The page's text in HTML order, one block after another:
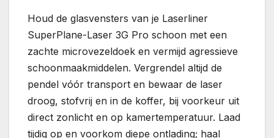
Houd de glasvensters van je Laserliner
SuperPlane-Laser 3G Pro schoon met een
zachte microvezeldoek en vermijd agressieve
schoonmaakmiddelen. Vergrendel altijd de
pendel vóór transport en bewaar de laser
droog, stofvrij en in de koffer, bij voorkeur uit
direct zonlicht en op kamertemperatuur. Laad
tijdig op en voorkom diepe ontlading; haal